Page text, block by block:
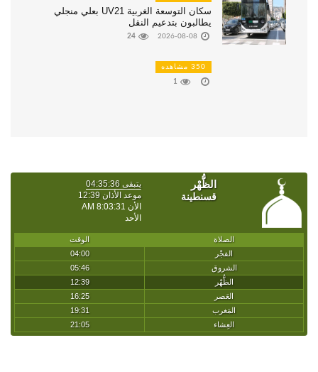
سكان التوسعة الغربية UV21 بعلي منجلي
يطالبون بتدعيم النقل
350 مشاهده